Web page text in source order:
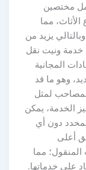
مختصين
مما
يزيد من
ونيت نقل
المجانية
وهو ما قد
لمثل
الخدمة، يمكن
دون أي
أعلى
مما
على خدماتها.